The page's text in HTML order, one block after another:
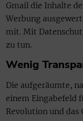
Gmail die Inhalte
Werbung
mit. Mit
zu tun.
Wenig
Die aufgeräumte,
einem Eingabefeld
Revolution und das